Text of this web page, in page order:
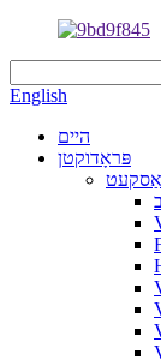
English
היים
פּראָדוקטן